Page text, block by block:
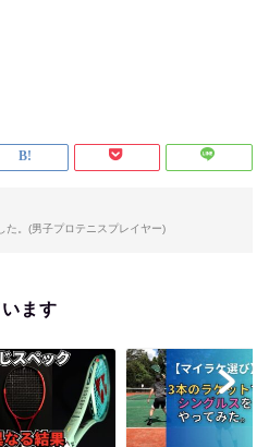
た。(男子プロテニスプレイヤー)
ます